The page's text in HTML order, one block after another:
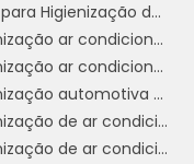
sistemas de ar
o produto
conforme as
a eliminar
estar presentes
Bolsa para Higienização de ar condicionado
Higienização ar condicionado automotivo
Higienização ar condicionado de carros
Higienização automotiva ar condicionado
Higienização de ar condicionado automotivo
Higienização de ar condicionado automotivo valor